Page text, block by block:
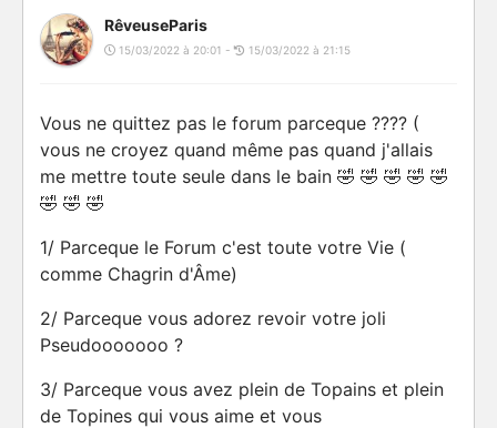
RêveuseParis
15/03/2022 à 20:01 - 15/03/2022 à 21:15
Vous ne quittez pas le forum parceque ???? (
vous ne croyez quand même pas quand j'allais
me mettre toute seule dans le bain 🤣 🤣 🤣 🤣 🤣
🤣 🤣 🤣
1/ Parceque le Forum c'est toute votre Vie (
comme Chagrin d'Âme)
2/ Parceque vous adorez revoir votre joli
Pseudooooooo ?
3/ Parceque vous avez plein de Topains et plein
de Topines qui vous aime et vous